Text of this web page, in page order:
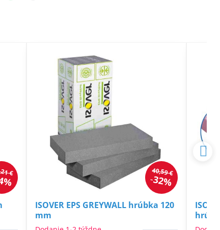
€ 40,59 €
32%
ISOVER EPS GREYWALL hrúbka 120
mm